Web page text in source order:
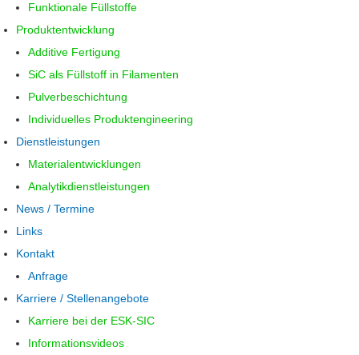
Funktionale Füllstoffe
Produktentwicklung
Additive Fertigung
SiC als Füllstoff in Filamenten
Pulverbeschichtung
Individuelles Produktengineering
Dienstleistungen
Materialentwicklungen
Analytikdienstleistungen
News / Termine
Links
Kontakt
Anfrage
Karriere / Stellenangebote
Karriere bei der ESK-SIC
Informationsvideos